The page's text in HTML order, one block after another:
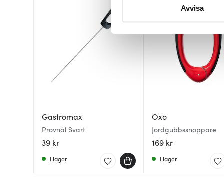
eller dra tillbaka ditt
Vi använder cookies för att
att vi kan analysera vår
Avvisa
Gastromax
Provnål Svart
39 kr
I lager
Oxo
Jordgubbssnoppare
169 kr
I lager